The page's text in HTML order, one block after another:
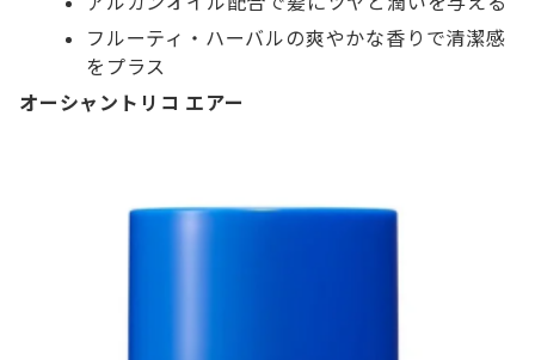
フルーティ・ハーバルの爽やかな香りで清潔感
をプラス
オーシャントリコ エアー